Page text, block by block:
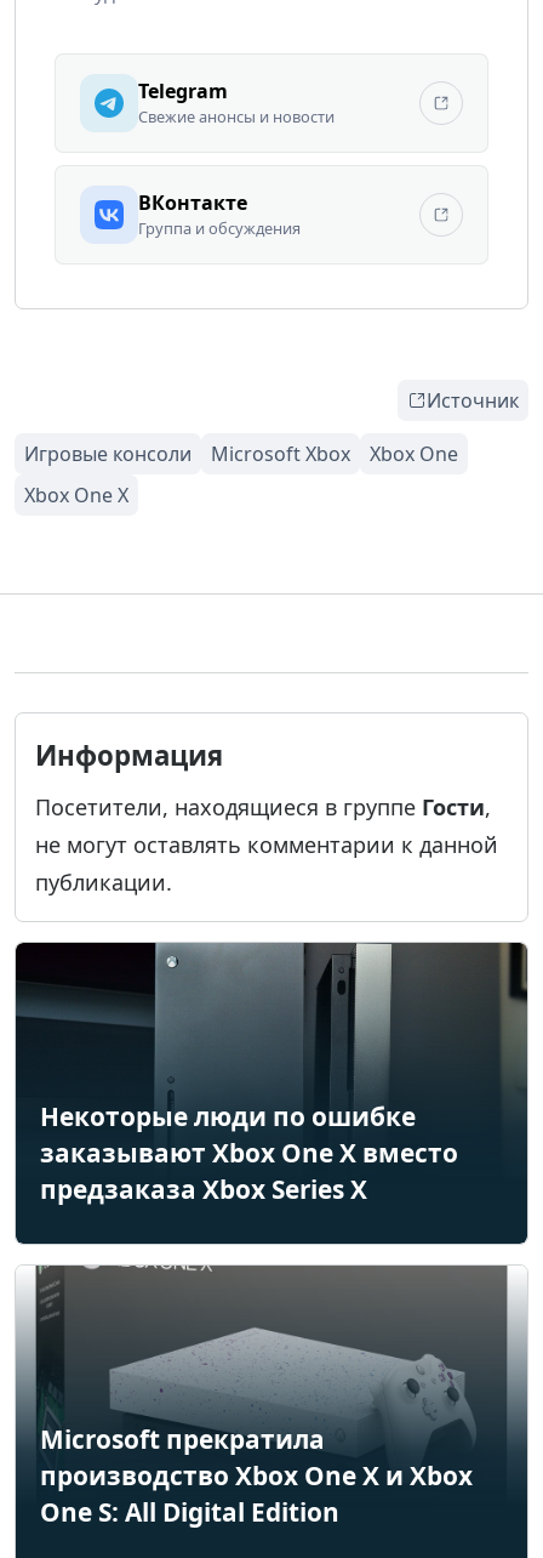
Telegram
Свежие анонсы и новости
ВКонтакте
Группа и обсуждения
Источник
Информация
Посетители, находящиеся в группе Гости,
не могут оставлять комментарии к данной
публикации.
Некоторые люди по ошибке
заказывают Xbox One X вместо
предзаказа Xbox Series X
Microsoft прекратила
производство Xbox One X и Xbox
One S: All Digital Edition